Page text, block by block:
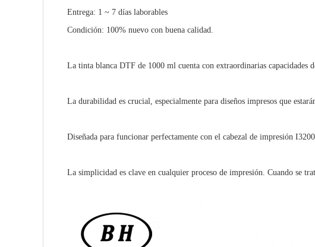
Entrega: 1 ~ 7 días laborables
Condición: 100% nuevo con buena calidad.
La tinta blanca DTF de 1000 ml cuenta con extraordinarias capacidades
La durabilidad es crucial, especialmente para diseños impresos que
Diseñada para funcionar perfectamente con el cabezal de impresión
La simplicidad es clave en cualquier proceso de impresión. Cuando se